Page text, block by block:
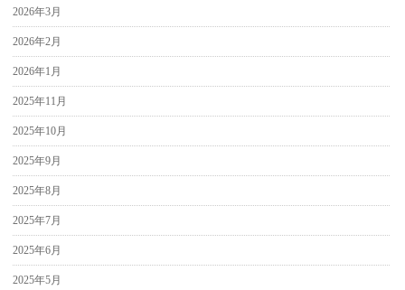
2026年3月
2026年2月
2026年1月
2025年11月
2025年10月
2025年9月
2025年8月
2025年7月
2025年6月
2025年5月